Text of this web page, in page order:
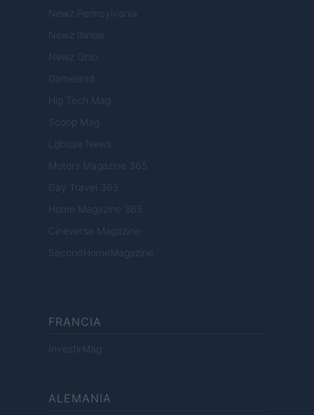
Newz Pennsylvania
Newz Illinois
Newz Ohio
Gameland
Hig Tech Mag
Scoop Mag
Lgbtqia News
Motors Magazine 365
Day Travel 365
Home Magazine 365
Cineverse Magazine
SecondHomeMagazine
FRANCIA
InvestirMag
ALEMANIA